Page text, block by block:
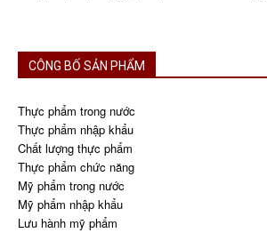
CÔNG BỐ SẢN PHẨM
Thực phẩm trong nước
Thực phẩm nhập khẩu
Chất lượng thực phẩm
Thực phẩm chức năng
Mỹ phẩm trong nước
Mỹ phẩm nhập khẩu
Lưu hành mỹ phẩm